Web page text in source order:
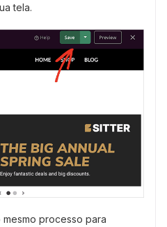
tela.
processo para